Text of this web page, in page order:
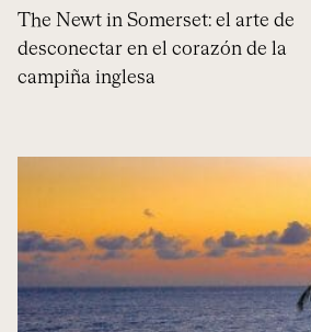
The Newt in Somerset: el arte de
desconectar en el corazón de la
campiña inglesa